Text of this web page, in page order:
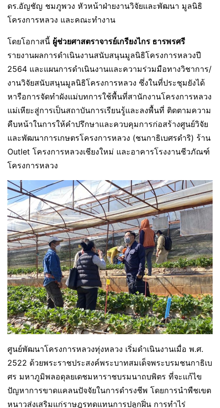
ดร.อัญชัญ ชมภูพวง หัวหน้าฝ่ายงานวิจัยและพัฒนา มูลนิธิ
โครงการหลวง และคณะทำงาน
โดยโอกาสนี้ ผู้ช่วยศาสตราจารย์เกรียงไกร ธารพรศรี
รายงานผลการดำเนินงานสนับสนุนมูลนิธิโครงการหลวงปี
2564 และแผนการดำเนินงานและความร่วมมือทางวิชาการ/
งานวิจัยสนับสนุนมูลนิธิโครงการหลวง ซึ่งในที่ประชุมยังได้
หารือการจัดทำผังแม่บทการใช้พื้นที่สานักงานโครงการหลวง
แม่เหียะสู่การเป็นสถาบันการเรียนรู้และลงพื้นที่ ติดตามความ
คืบหน้าในการให้คำปรึกษาและควบคุมการก่อสร้างศูนย์วิจัย
และพัฒนาการเกษตรโครงการหลวง (ชนกาธิเบศรดำริ) ร้าน
Outlet โครงการหลวงเชียงใหม่ และอาคารโรงงานชีวภัณฑ์
โครงการหลวง
ศูนย์พัฒนาโครงการหลวงทุ่งหลวง เริ่มดำเนินงานเมื่อ พ.ศ.
2522 ด้วยพระราชประสงค์พระบาทสมเด็จพระบรมชนกาธิเบ
ศร มหาภูมิพลอดุลยเดชมหาราชบรมนาถบพิตร ที่จะแก้ไข
ปัญหาการขาดแคลนปัจจัยในการดำรงชีพ โดยการนำพืชเขต
หนาวส่งเสริมแก่ราษฎรทดแทนการปลูกฝิ่น การทำไร่